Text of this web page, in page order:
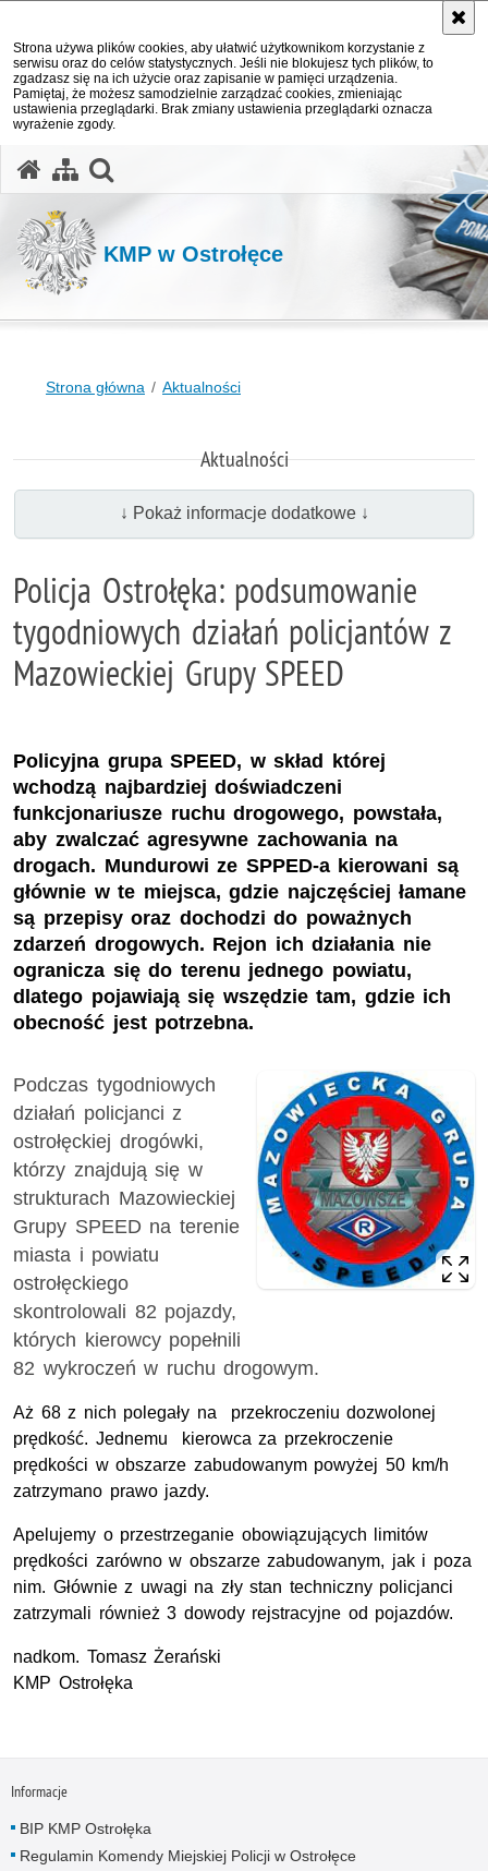
Strona używa plików cookies, aby ułatwić użytkownikom korzystanie z
serwisu oraz do celów statystycznych. Jeśli nie blokujesz tych plików, to
zgadzasz się na ich użycie oraz zapisanie w pamięci urządzenia.
Pamiętaj, że możesz samodzielnie zarządzać cookies, zmieniając
ustawienia przeglądarki. Brak zmiany ustawienia przeglądarki oznacza
wyrażenie zgody.
KMP w Ostrołęce
Strona główna Aktualności
Aktualności
↓ Pokaż informacje dodatkowe ↓
Policja Ostrołęka: podsumowanie
tygodniowych działań policjantów z
Mazowieckiej Grupy SPEED
Policyjna grupa SPEED, w skład której
wchodzą najbardziej doświadczeni
funkcjonariusze ruchu drogowego, powstała,
aby zwalczać agresywne zachowania na
drogach. Mundurowi ze SPPED-a kierowani są
głównie w te miejsca, gdzie najczęściej łamane
są przepisy oraz dochodzi do poważnych
zdarzeń drogowych. Rejon ich działania nie
ogranicza się do terenu jednego powiatu,
dlatego pojawiają się wszędzie tam, gdzie ich
obecność jest potrzebna.
Podczas tygodniowych
działań policjanci z
ostrołęckiej drogówki,
którzy znajdują się w
strukturach Mazowieckiej
Grupy SPEED na terenie
miasta i powiatu
ostrołęckiego
skontrolowali 82 pojazdy,
których kierowcy popełnili
82 wykroczeń w ruchu drogowym.
Aż 68 z nich polegały na przekroczeniu dozwolonej
prędkość. Jednemu kierowca za przekroczenie
prędkości w obszarze zabudowanym powyżej 50 km/h
zatrzymano prawo jazdy.
Apelujemy o przestrzeganie obowiązujących limitów
prędkości zarówno w obszarze zabudowanym, jak i poza
nim. Głównie z uwagi na zły stan techniczny policjanci
zatrzymali również 3 dowody rejstracyjne od pojazdów.
nadkom. Tomasz Żerański
KMP Ostrołęka
Informacje
BIP KMP Ostrołęka
Regulamin Komendy Miejskiej Policji w Ostrołęce